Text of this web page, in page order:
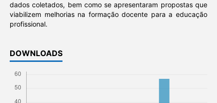
dados coletados, bem como se apresentaram propostas que
viabilizem melhorias na formação docente para a educação
profissional.
DOWNLOADS